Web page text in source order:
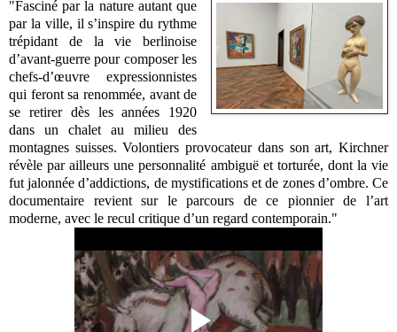
"Fasciné par la nature autant que
par la ville, il s’inspire du rythme
trépidant de la vie berlinoise
d’avant-guerre pour composer les
chefs-d’œuvre expressionnistes
qui feront sa renommée, avant de
se retirer dès les années 1920
dans un chalet au milieu des
montagnes suisses. Volontiers provocateur dans son art, Kirchner
révèle par ailleurs une personnalité ambiguë et torturée, dont la vie
fut jalonnée d’addictions, de mystifications et de zones d’ombre. Ce
documentaire revient sur le parcours de ce pionnier de l’art
moderne, avec le recul critique d’un regard contemporain."